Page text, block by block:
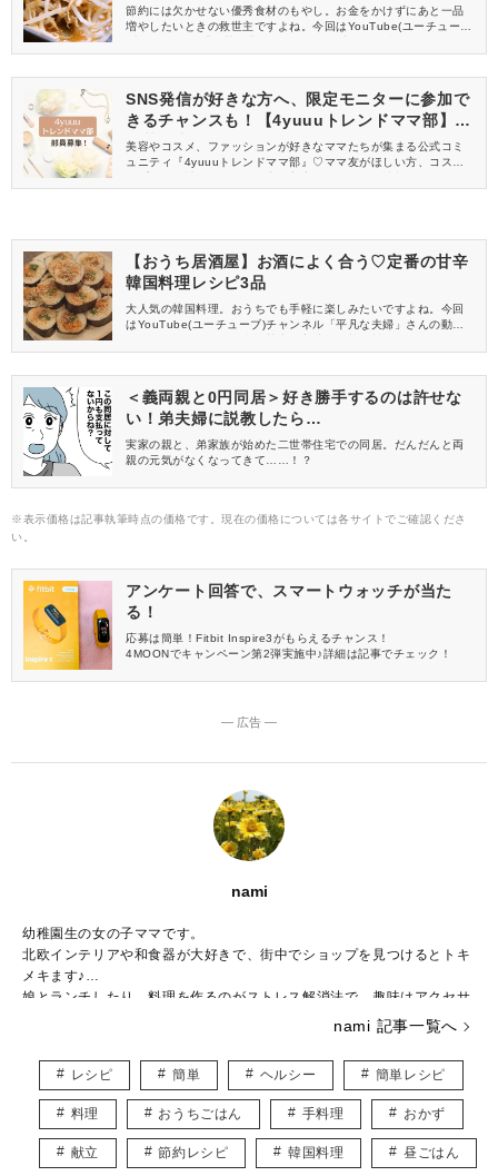
節約には欠かせない優秀食材のもやし。お金をかけずにあと一品
増やしたいときの救世主ですよね。今回はYouTube(ユーチュー
もやしの副菜レシピをご紹介します。
SNS発信が好きな方へ、限定モニターに参加で
きるチャンスも！【4yuuuトレンドママ部】部
員募集中
美容やコスメ、ファッションが好きなママたちが集まる公式コミ
ュニティ『4yuuuトレンドママ部』♡ママ友がほしい方、コスメサ
信してくれる方を募集しています！
【おうち居酒屋】お酒によく合う♡定番の甘辛
韓国料理レシピ3品
大人気の韓国料理。おうちでも手軽に楽しみたいですよね。今回
はYouTube(ユーチューブ)チャンネル「平凡な夫婦」さんの動画
紹介します。
＜義両親と0円同居＞好き勝手するのは許せな
い！弟夫婦に説教したら…
実家の親と、弟家族が始めた二世帯住宅での同居。だんだんと両
親の元気がなくなってきて……！？
※表示価格は記事執筆時点の価格です。現在の価格については各サイトでご確認くださ
い。
アンケート回答で、スマートウォッチが当た
る！
応募は簡単！Fitbit Inspire3がもらえるチャンス！
4MOONでキャンペーン第2弾実施中♪詳細は記事でチェック！
― 広告 ―
nami
幼稚園生の女の子ママです。
北欧インテリアや和食器が大好きで、街中でショップを見つけるとトキ
メキます♪
娘とランチしたり、料理を作るのがストレス解消法で、趣味はアクセサ
子ども用やペット用のアクセサリーを販売しつつ、いつかは大型犬と一
緒に暮らしたいなぁと夢見ています。
皆様に役立つ情報を、楽しくお届けしていけたらと思います♡
nami 記事一覧へ
レシピ 簡単 ヘルシー 簡単レシピ
料理 おうちごはん 手料理 おかず
献立 節約レシピ 韓国料理 昼ごはん